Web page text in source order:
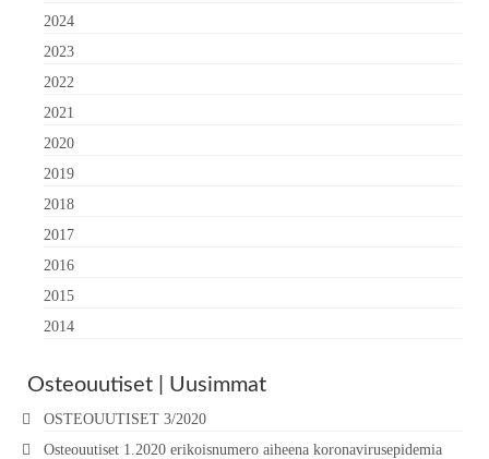
2024
2023
2022
2021
2020
2019
2018
2017
2016
2015
2014
Osteouutiset | Uusimmat
OSTEOUUTISET 3/2020
Osteouutiset 1.2020 erikoisnumero aiheena koronavirusepidemia